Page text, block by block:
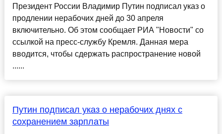
Президент России Владимир Путин подписал указ о
продлении нерабочих дней до 30 апреля
включительно. Об этом сообщает РИА "Новости" со
ссылкой на пресс-службу Кремля. Данная мера
вводится, чтобы сдержать распространение новой
......
Путин подписал указ о нерабочих днях с
сохранением зарплаты